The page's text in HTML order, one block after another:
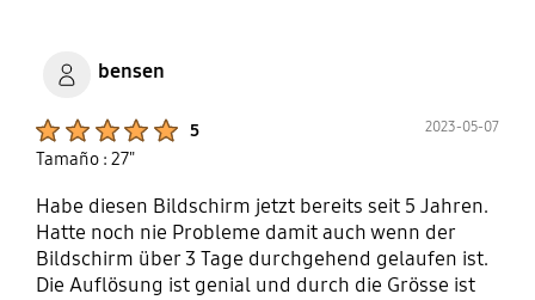
bensen
5 2023-05-07
Tamaño : 27"
Habe diesen Bildschirm jetzt bereits seit 5 Jahren.
Hatte noch nie Probleme damit auch wenn der
Bildschirm über 3 Tage durchgehend gelaufen ist.
Die Auflösung ist genial und durch die Grösse ist